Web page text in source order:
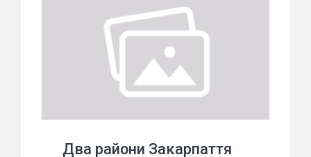
Два райони Закарпаття